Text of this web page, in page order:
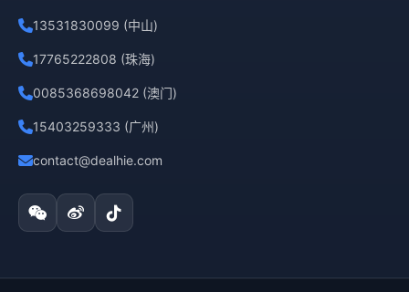
13531830099 (中山)
17765222808 (珠海)
0085368698042 (澳门)
15403259333 (广州)
contact@dealhie.com